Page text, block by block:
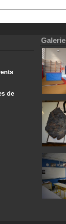
de
Galerie